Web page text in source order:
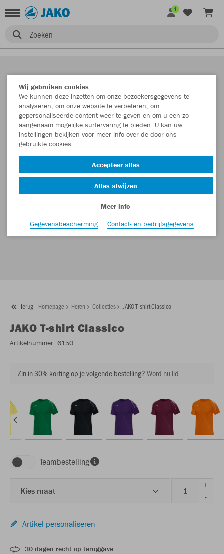
Zoeken
1
Terug Homepage Heren Collecties JAKO T-shirt Classico
JAKO T-shirt Classico
Artikelnummer: 6150
Zin in 30% korting op je volgende bestelling?Word nu lid
Teambestelling
Kies maat
+
-
Artikel personaliseren
30 dagen recht op teruggave
Wij gebruiken cookies
We kunnen deze inzetten om onze bezoekersgegevens te
analyseren, om onze website te verbeteren, om
gepersonaliseerde content weer te geven en om u een zo
aangenaam mogelijke surfervaring te bieden. U kan uw
instellingen bekijken voor meer info over de door ons
gebruikte cookies.
Accepteer alles
Alles afwijzen
Meer info
Gegevensbescherming
Contact- en bedrijfsgegevens